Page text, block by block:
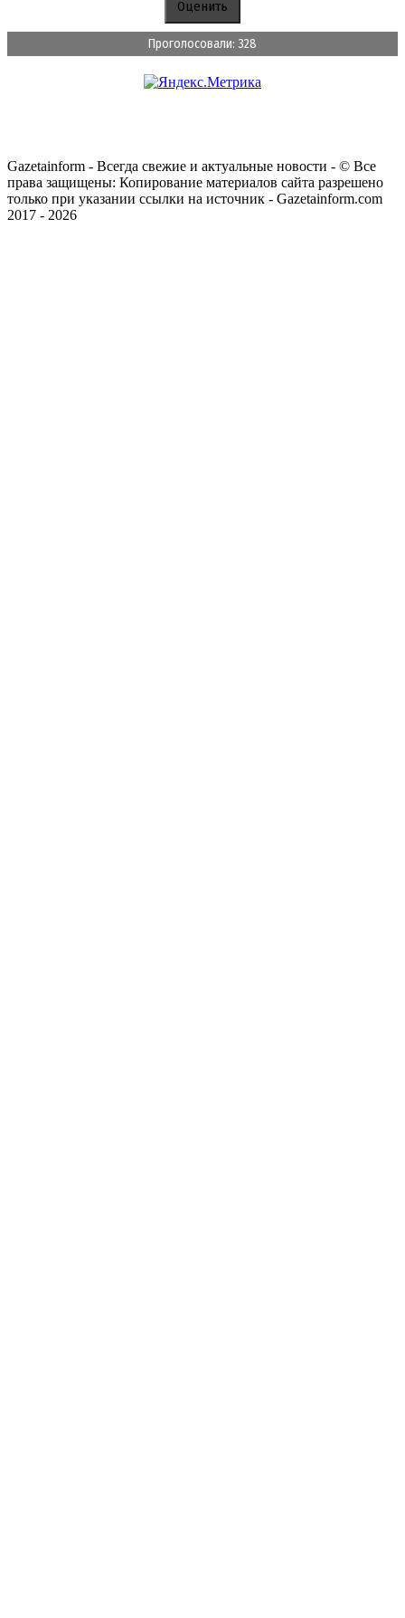
Проголосовали: 328
Gazetainform - Всегда свежие и актуальные новости - © Все
права защищены: Копирование материалов сайта разрешено
только при указании ссылки на источник - Gazetainform.com
2017 - 2026